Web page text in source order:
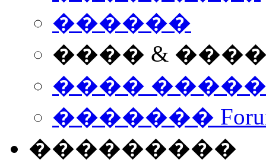
������
���� &
����
�������
���������